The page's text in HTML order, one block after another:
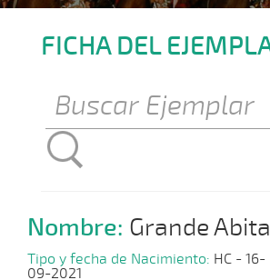
FICHA DEL
Nombre: Grande Abita
Tipo y fecha de Nacimiento: HC - 16-
09-2021